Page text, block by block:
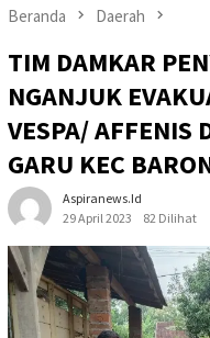
Beranda Daerah
TIM DAMKAR
NGANJUK
VESPA/ AFFENIS
GARU KEC
Aspiranews.id
29 April 2023
82 Dilihat